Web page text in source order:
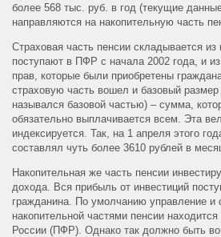
более 568 тыс. руб. в год (текущие
направляются на накопительную часть
Страховая часть пенсии складывается из
поступают в ПФР с начала 2002 года, и
прав, которые были приобретены
страховую часть вошел и базовый
назывался базовой частью) – сумма,
обязательно выплачивается всем. Эта
индексируется. Так, на 1 апреля этого
составлял чуть более 3610 рублей в
Накопительная же часть пенсии
дохода. Вся прибыль от инвестиций
гражданина. По умолчанию управление и
накопительной частями пенсии
России (ПФР). Однако так должно быть